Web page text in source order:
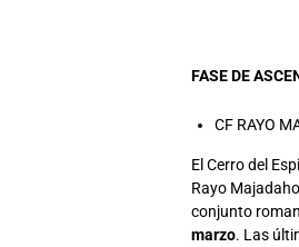
FASE DE
CF RAYO
El Cerro del
Rayo
conjunto
marzo. Las